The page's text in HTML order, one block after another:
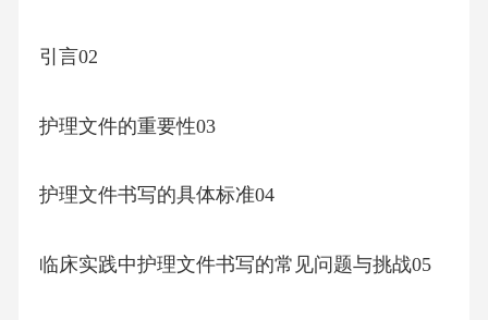
引言02
护理文件的重要性03
护理文件书写的具体标准04
临床实践中护理文件书写的常见问题与挑战05